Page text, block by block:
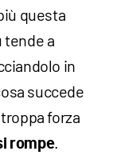
questa
tende a
in
succede
forza
rompe.